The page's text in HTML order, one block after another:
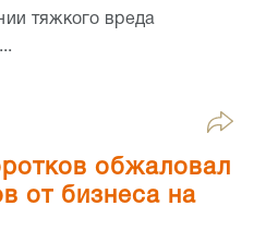
тяжкого вреда
обжаловал
от бизнеса на